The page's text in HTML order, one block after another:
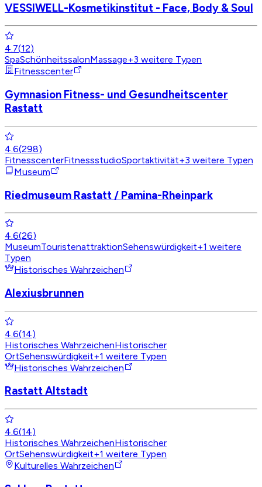
VESSIWELL-Kosmetikinstitut - Face, Body & Soul
4.7(12)
SpaSchönheitssalonMassage+3 weitere Typen
Fitnesscenter
Gymnasion Fitness- und Gesundheitscenter
Rastatt
4.6(298)
FitnesscenterFitnessstudioSportaktivität+3 weitere Typen
Museum
Riedmuseum Rastatt / Pamina-Rheinpark
4.6(26)
MuseumTouristenattraktionSehenswürdigkeit+1 weitere
Typen
Historisches Wahrzeichen
Alexiusbrunnen
4.6(14)
Historisches WahrzeichenHistorischer
OrtSehenswürdigkeit+1 weitere Typen
Historisches Wahrzeichen
Rastatt Altstadt
4.6(14)
Historisches WahrzeichenHistorischer
OrtSehenswürdigkeit+1 weitere Typen
Kulturelles Wahrzeichen